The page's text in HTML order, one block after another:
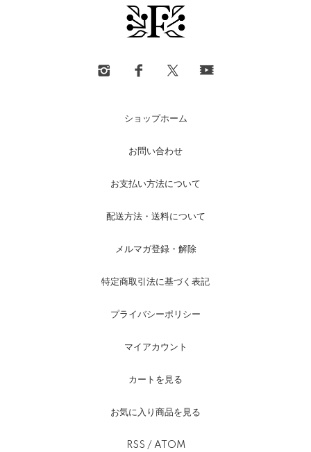
ショップホーム
お問い合わせ
お支払い方法について
配送方法・送料について
メルマガ登録・解除
特定商取引法に基づく表記
プライバシーポリシー
マイアカウント
カートを見る
お気に入り商品を見る
RSS / ATOM